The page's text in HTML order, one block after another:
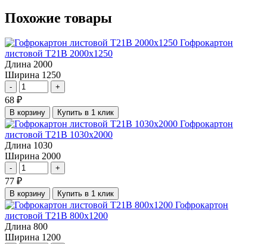
Похожие товары
Гофрокартон
листовой Т21В 2000х1250
Длина 2000
Ширина 1250
- +
68 ₽
В корзину Купить в 1 клик
Гофрокартон
листовой Т21В 1030х2000
Длина 1030
Ширина 2000
- +
77 ₽
В корзину Купить в 1 клик
Гофрокартон
листовой Т21В 800х1200
Длина 800
Ширина 1200